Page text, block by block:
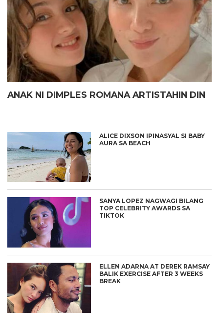
ANAK NI DIMPLES ROMANA ARTISTAHIN DIN
ALICE DIXSON IPINASYAL SI BABY
AURA SA BEACH
SANYA LOPEZ NAGWAGI BILANG
TOP CELEBRITY AWARDS SA
TIKTOK
ELLEN ADARNA AT DEREK RAMSAY
BALIK EXERCISE AFTER 3 WEEKS
BREAK